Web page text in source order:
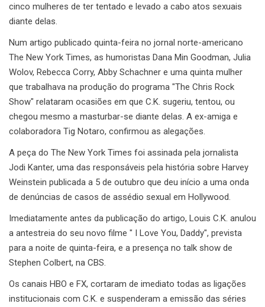
cinco mulheres de ter tentado e levado a cabo atos sexuais
diante delas.
Num artigo publicado quinta-feira no jornal norte-americano
The New York Times, as humoristas Dana Min Goodman, Julia
Wolov, Rebecca Corry, Abby Schachner e uma quinta mulher
que trabalhava na produção do programa "The Chris Rock
Show" relataram ocasiões em que C.K. sugeriu, tentou, ou
chegou mesmo a masturbar-se diante delas. A ex-amiga e
colaboradora Tig Notaro, confirmou as alegações.
A peça do The New York Times foi assinada pela jornalista
Jodi Kanter, uma das responsáveis pela história sobre Harvey
Weinstein publicada a 5 de outubro que deu início a uma onda
de denúncias de casos de assédio sexual em Hollywood.
Imediatamente antes da publicação do artigo, Louis C.K. anulou
a antestreia do seu novo filme " I Love You, Daddy", prevista
para a noite de quinta-feira, e a presença no talk show de
Stephen Colbert, na CBS.
Os canais HBO e FX, cortaram de imediato todas as ligações
institucionais com C.K. e suspenderam a emissão das séries